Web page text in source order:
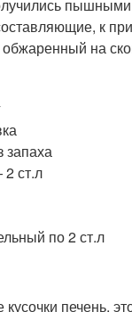
к
на
запаха
ст.л
по 2 ст.л
печень,